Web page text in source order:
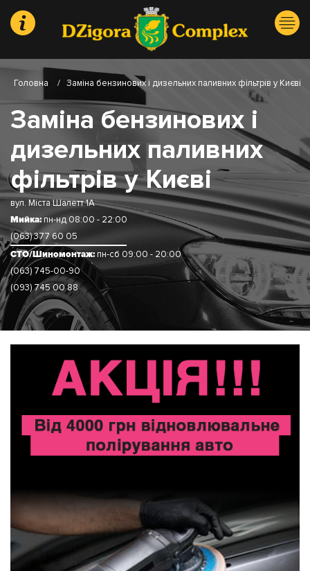
Головна / Заміна бензинових і дизельних паливних фільтрів у Києві
Заміна бензинових і
дизельних паливних
фільтрів у Києві
вул. Міста Шалетт 1А
Мийка:пн-нд 08:00 - 22:00
(063) 377 60 05
СТО/Шиномонтаж:пн-сб 09:00 - 20:00
(063) 745-00-90
(093) 745 00 88